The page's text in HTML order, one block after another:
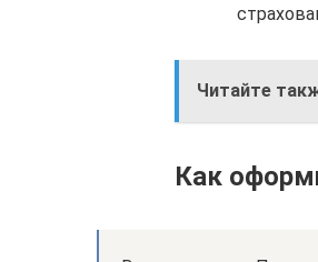
Читайте
Как